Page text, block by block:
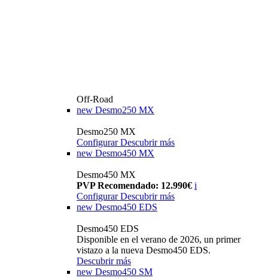
Off-Road
new Desmo250 MX
Desmo250 MX
Configurar Descubrir más
new Desmo450 MX
Desmo450 MX
PVP Recomendado: 12.990€ i
Configurar Descubrir más
new Desmo450 EDS
Desmo450 EDS
Disponible en el verano de 2026, un primer
vistazo a la nueva Desmo450 EDS.
Descubrir más
new Desmo450 SM